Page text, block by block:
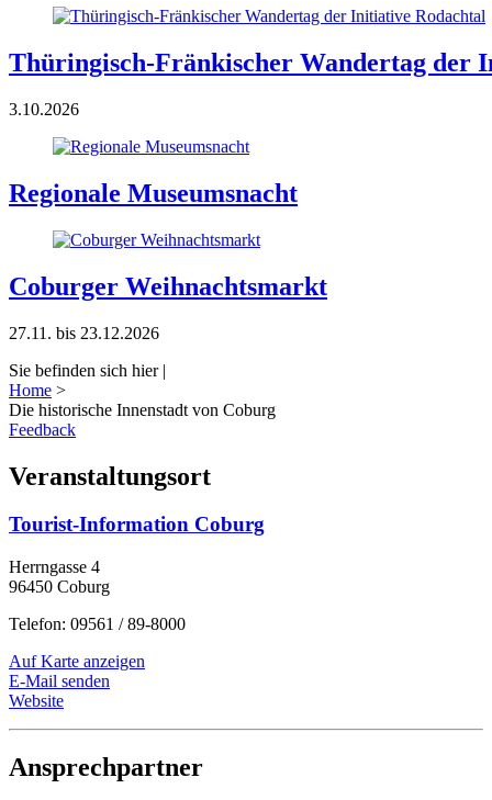
Thüringisch-Fränkischer Wandertag der
3.10.2026
Regionale Museumsnacht
Coburger Weihnachtsmarkt
27.11. bis 23.12.2026
Sie befinden sich hier |
Home >
Die historische Innenstadt von Coburg
Feedback
Veranstaltungsort
Tourist-Information Coburg
Herrngasse 4
96450 Coburg
Telefon: 09561 / 89-8000
Auf Karte anzeigen
E-Mail senden
Website
Ansprechpartner